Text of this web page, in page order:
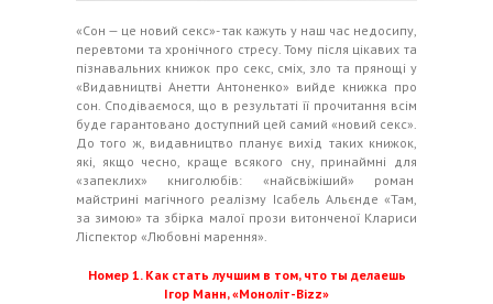
«Сон — це новий секс»- так кажуть у наш час недосипу,
перевтоми та хронічного стресу. Тому після цікавих та
пізнавальних книжок про секс, сміх, зло та прянощі у
«Видавництві Анетти Антоненко» вийде книжка про
сон. Сподіваємося, що в результаті її прочитання всім
буде гарантовано доступний цей самий «новий секс».
До того ж, видавництво планує вихід таких книжок,
які, якщо чесно, краще всякого сну, принаймні для
«запеклих» книголюбів: «найсвіжіший» роман
майстрині магічного реалізму Ісабель Альєнде «Там,
за зимою» та збірка малої прози витонченої Клариси
Ліспектор «Любовні марення».
Номер 1. Как стать лучшим в том, что ты делаешь
Ігор Манн, «Моноліт-Bizz»